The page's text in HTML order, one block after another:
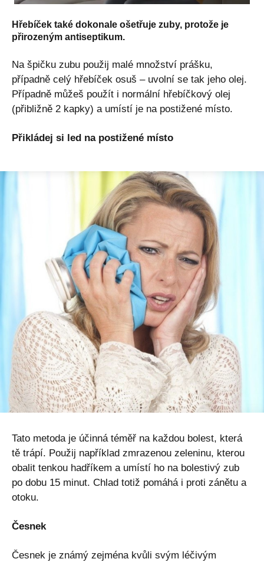
Hřebíček také dokonale ošetřuje zuby, protože je
přirozeným antiseptikum.
Na špičku zubu použij malé množství prášku,
případně celý hřebíček osuš – uvolní se tak jeho olej.
Případně můžeš použít i normální hřebíčkový olej
(přibližně 2 kapky) a umístí je na postižené místo.
Přikládej si led na postižené místo
Tato metoda je účinná téměř na každou bolest, která
tě trápí. Použij například zmrazenou zeleninu, kterou
obalit tenkou hadříkem a umístí ho na bolestivý zub
po dobu 15 minut. Chlad totiž pomáhá i proti zánětu a
otoku.
Česnek
Česnek je známý zejména kvůli svým léčivým